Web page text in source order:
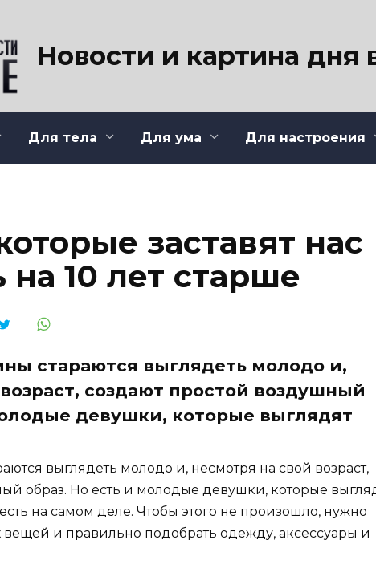
Новости и картина дня
Для тела Для ума Для настроения
заставят нас
на 10 лет старше
стараются выглядеть молодо и,
создают простой воздушный
девушки, которые выглядят
выглядеть молодо и, несмотря на свой возраст,
образ. Но есть и молодые девушки, которые
на самом деле. Чтобы этого не произошло, нужно
вещей и правильно подобрать одежду, аксессуары и